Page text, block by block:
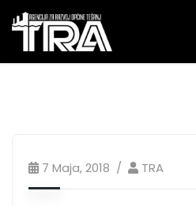
7 Maja, 2018 TRA